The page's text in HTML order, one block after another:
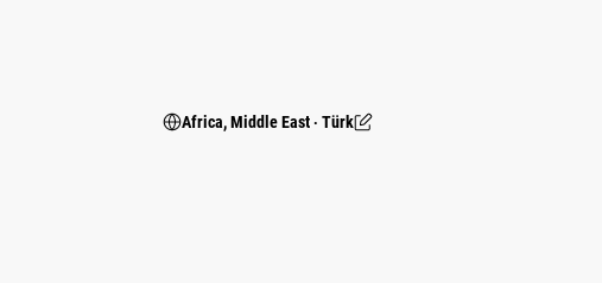
Africa, Middle East ‧ Türk